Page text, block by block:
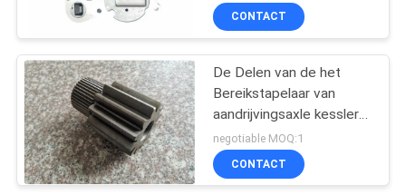
De Stapelaardelen
van het Hysterbereik
CONTACT
De Delen van de het
Bereikstapelaar van
aandrijvingsaxle kessler
sun gear CVS Ferrari
negotiable MOQ:1
CONTACT